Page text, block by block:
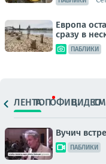
Европа
сразу в
ПАБЛИКИ
ЛЕНТАТОПОФИЦ.ВИДЕО
Вучич
ПАБЛИКИ